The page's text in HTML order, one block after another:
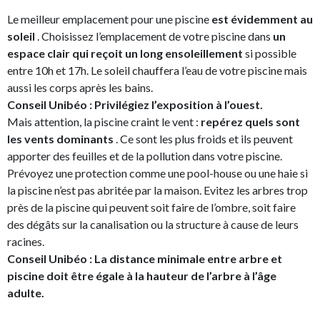
Le meilleur emplacement pour une piscine est évidemment au
soleil . Choisissez l’emplacement de votre piscine dans un
espace clair qui reçoit un long ensoleillement si possible
entre 10h et 17h. Le soleil chauffera l’eau de votre piscine mais
aussi les corps après les bains.
Conseil Unibéo : Privilégiez l’exposition à l’ouest.
Mais attention, la piscine craint le vent : repérez quels sont
les vents dominants . Ce sont les plus froids et ils peuvent
apporter des feuilles et de la pollution dans votre piscine.
Prévoyez une protection comme une pool-house ou une haie si
la piscine n’est pas abritée par la maison. Evitez les arbres trop
près de la piscine qui peuvent soit faire de l’ombre, soit faire
des dégâts sur la canalisation ou la structure à cause de leurs
racines.
Conseil Unibéo : La distance minimale entre arbre et
piscine doit être égale à la hauteur de l’arbre à l’âge
adulte.